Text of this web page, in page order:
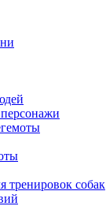
тренировок собак